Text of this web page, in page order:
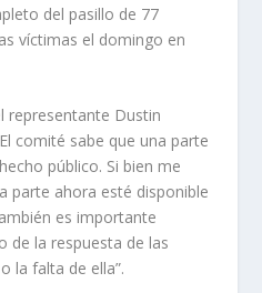
del pasillo de 77
víctimas el domingo en
representante Dustin
comité sabe que una parte
público. Si bien me
parte ahora esté disponible
es importante
de la respuesta de las
la falta de ella”.